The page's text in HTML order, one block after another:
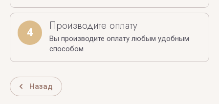
4 Производите оплату
Вы производите оплату любым удобным
способом
Назад